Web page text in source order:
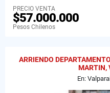
PRECIO VENTA
$57.000.000
Pesos Chilenos
ARRIENDO
MARTIN,
En: